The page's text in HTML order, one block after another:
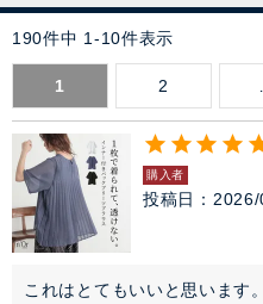
190件中 1 -10件表示
1 2
購入者
投稿日
これはとてもいいと思います